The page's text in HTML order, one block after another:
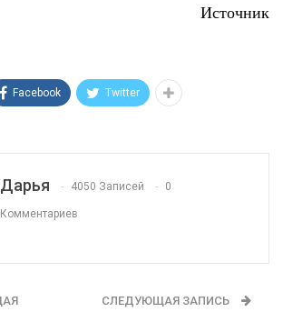
Источник
Facebook Twitter
Дарья 4050 Записей 0
Комментариев
СЛЕДУЮЩАЯ ЗАПИСЬ